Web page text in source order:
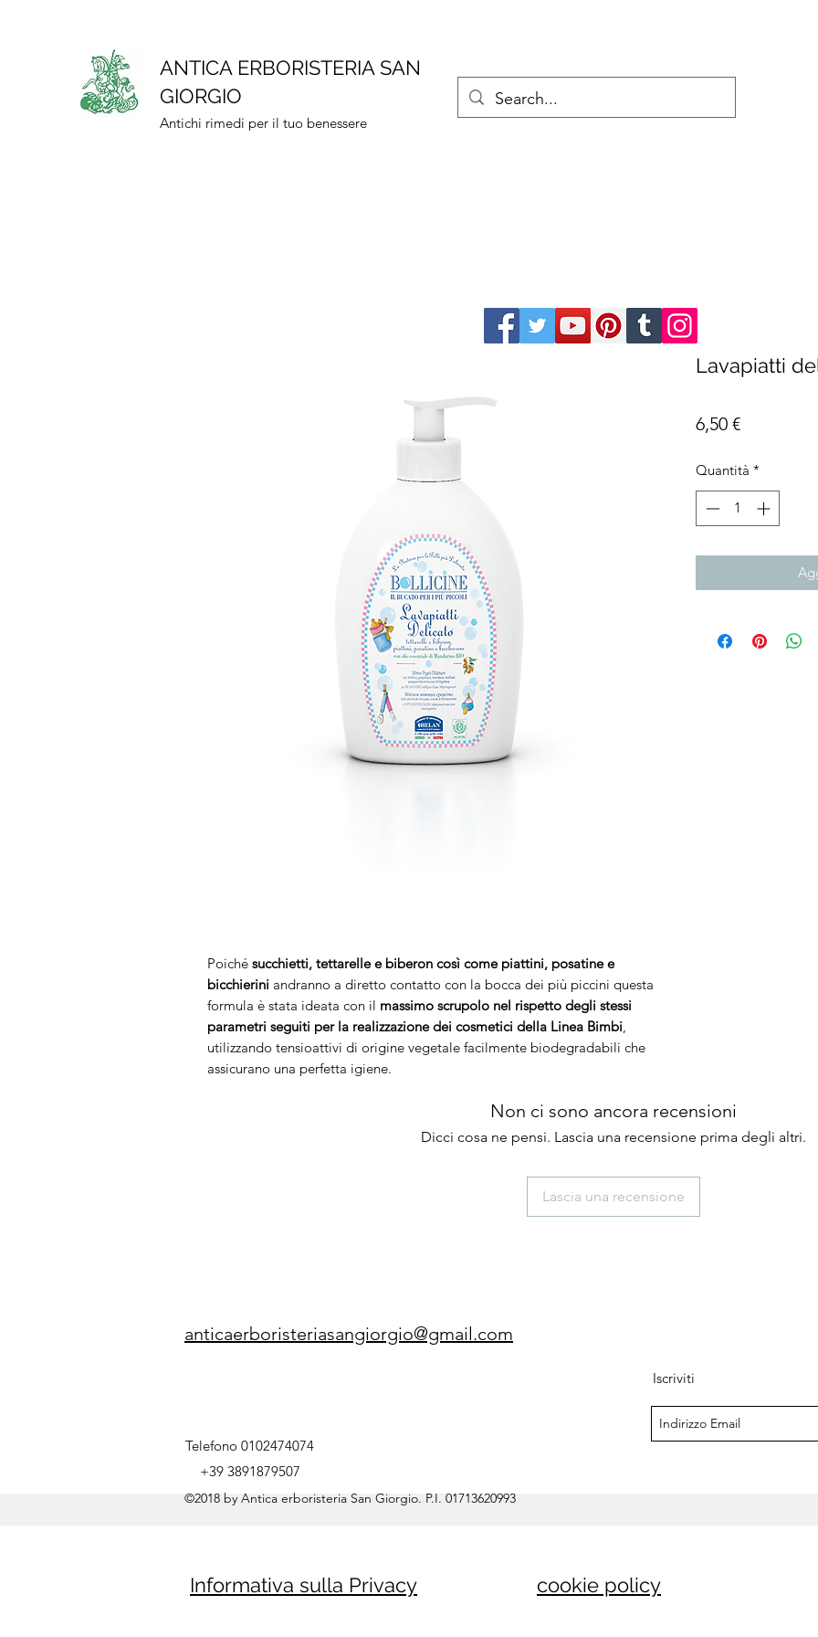
ANTICA ERBORISTERIA SAN
GIORGIO
Antichi rimedi per il tuo benessere
Poiché succhietti, tettarelle e biberon così come piattini, posatine e
bicchierini andranno a diretto contatto con la bocca dei più piccini questa
formula è stata ideata con il massimo scrupolo nel rispetto degli stessi
parametri seguiti per la realizzazione dei cosmetici della Linea Bimbi,
utilizzando tensioattivi di origine vegetale facilmente biodegradabili che
assicurano una perfetta igiene.
Lavapiatti
6,50 €Prezzo
Quantità *
Non ci sono ancora recensioni
Dicci cosa ne pensi. Lascia una recensione prima degli altri.
Lascia una recensione
anticaerboristeriasangiorgio@gmail.com
Telefono 0102474074
+39 3891879507
Iscriviti
©2018 by Antica erboristeria San Giorgio. P.I. 01713620993
Informativa sulla Privacy cookie policy